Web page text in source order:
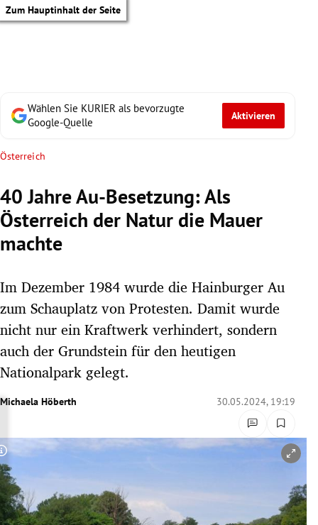
Zum Hauptinhalt der Seite
Untermenü
Untermenü
Untermenü
Untermenü
Untermenü
Untermenü
Wählen Sie KURIER als bevorzugte
Google-Quelle
Aktivieren
Österreich
40 Jahre Au-Besetzung: Als
Österreich der Natur die Mauer
machte
Im Dezember 1984 wurde die Hainburger Au
zum Schauplatz von Protesten. Damit wurde
nicht nur ein Kraftwerk verhindert, sondern
auch der Grundstein für den heutigen
Nationalpark gelegt.
Michaela Höberth 30.05.2024, 19:19
Copyright-Hinweis öffnen/schließen